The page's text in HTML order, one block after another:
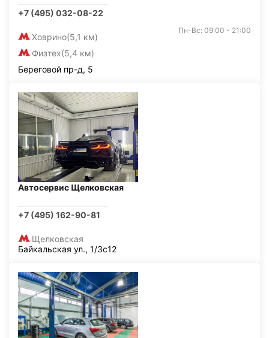
+7 (495) 032-08-22
Ховрино(5,1 км)
Физтех(5,4 км)
Пн-Вс: 09:00 - 21:00
Береговой пр-д, 5
Автосервис Щелковская
+7 (495) 162-90-81
Щелковская
Байкальская ул., 1/3с12